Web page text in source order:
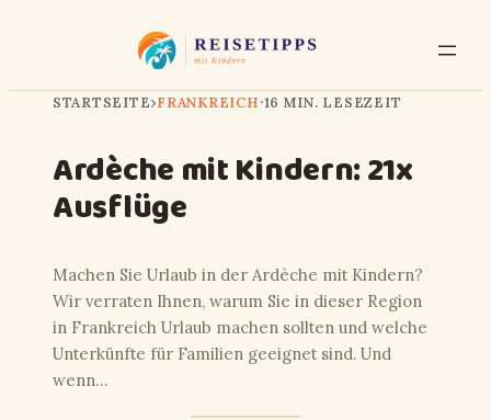
STARTSEITE›FRANKREICH·16 MIN. LESEZEIT
Ardèche mit Kindern: 21x
Ausflüge
Machen Sie Urlaub in der Ardèche mit Kindern?
Wir verraten Ihnen, warum Sie in dieser Region
in Frankreich Urlaub machen sollten und welche
Unterkünfte für Familien geeignet sind. Und
wenn…